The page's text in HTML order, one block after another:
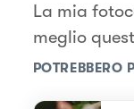
La mia
meglio
POTREBBERO